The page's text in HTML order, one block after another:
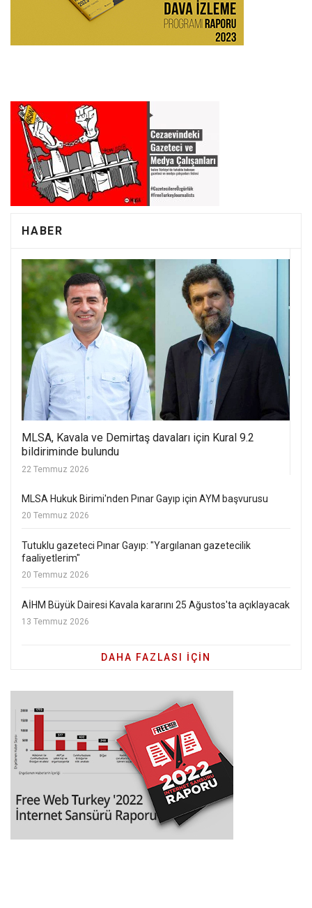
HABER
MLSA, Kavala ve Demirtaş davaları için Kural 9.2
bildiriminde bulundu
22 Temmuz 2026
MLSA Hukuk Birimi'nden Pınar Gayıp için AYM başvurusu
20 Temmuz 2026
Tutuklu gazeteci Pınar Gayıp: "Yargılanan gazetecilik
faaliyetlerim"
20 Temmuz 2026
AİHM Büyük Dairesi Kavala kararını 25 Ağustos'ta açıklayacak
13 Temmuz 2026
DAHA FAZLASI IÇIN